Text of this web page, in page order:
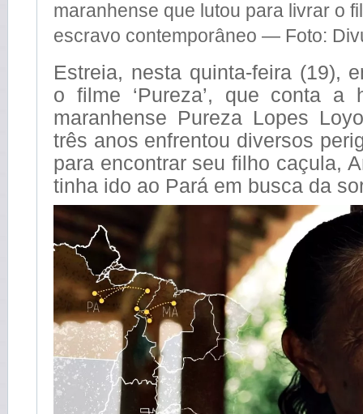
maranhense que lutou para livrar o
escravo contemporâneo — Foto:
Estreia, nesta quinta-feira (19),
o filme ‘Pureza’, que conta a
maranhense Pureza Lopes
três anos enfrentou diversos
para encontrar seu filho caçula,
tinha ido ao Pará em busca da